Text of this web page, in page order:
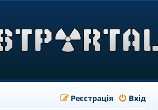
Вхід
Реєстрація